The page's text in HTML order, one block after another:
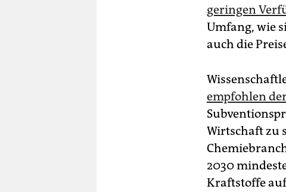
geringen
Umfang, wie
auch die
empfohlen
Wirtschaft zu
2030
Kraftstoffe auf